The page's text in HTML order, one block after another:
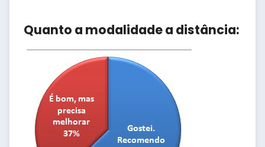
Quanto a modalidade a distância: